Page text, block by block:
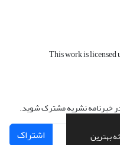
بهترین
This work is licensed
در خبرنامه نشریه مشترک شوید.
اشتراک